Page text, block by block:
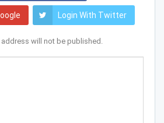
Login With Twitter
address will not be published.